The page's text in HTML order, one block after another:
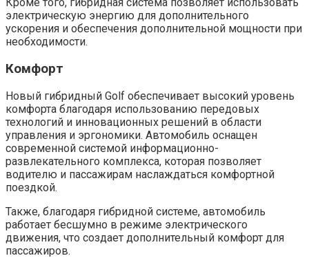
Кроме того, гибридная система позволяет использовать
электрическую энергию для дополнительного
ускорения и обеспечения дополнительной мощности при
необходимости.
Комфорт
Новый гибридный Golf обеспечивает высокий уровень
комфорта благодаря использованию передовых
технологий и инновационных решений в области
управления и эргономики. Автомобиль оснащен
современной системой информационно-
развлекательного комплекса, которая позволяет
водителю и пассажирам наслаждаться комфортной
поездкой.
Также, благодаря гибридной системе, автомобиль
работает бесшумно в режиме электрического
движения, что создает дополнительный комфорт для
пассажиров.